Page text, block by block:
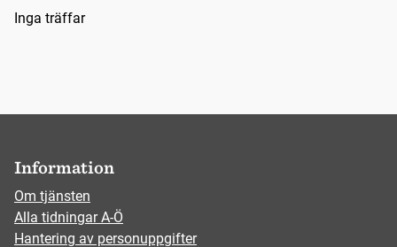
Sökresultat
Inga träffar
Information
Om tjänsten
Alla tidningar A-Ö
Hantering av personuppgifter